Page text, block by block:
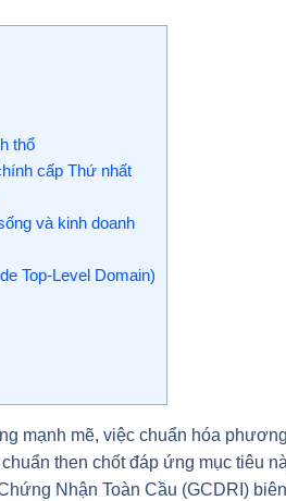
thổ
cấp Thứ nhất
và kinh doanh
Top-Level Domain)
mạnh mẽ, việc chuẩn hóa
then chốt đáp ứng mục tiêu
Nhận Toàn Cầu (GCDRI)